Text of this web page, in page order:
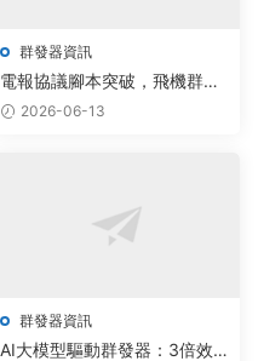
群發器資訊
電報協議腳本突破，飛機群發
器實現智能決策與跨平台兼容
2026-06-13
群發器資訊
AI大模型驅動群發器：3倍效率